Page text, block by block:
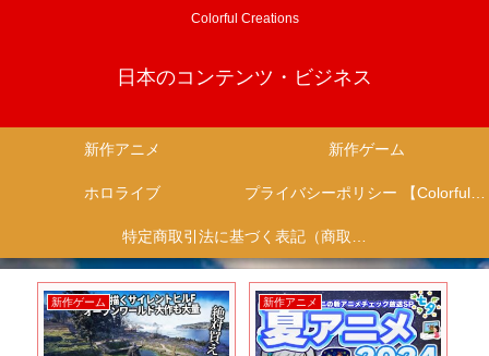
Colorful Creations
日本のコンテンツ・ビジネス
新作アニメ 新作ゲーム
ホロライブ プライバシーポリシー 【Colorful Creation】
特定商取引法に基づく表記（商取引に関する開示）
新作アニメ 新作ゲーム